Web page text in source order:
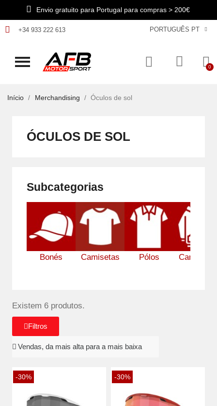
Envio gratuito para Portugal para compras > 200€
+34 933 222 613 PORTUGUÊS PT
Início Merchandising Óculos de sol
ÓCULOS DE SOL
Subcategorias
Bonés Camisetas Pólos Camisolas
Existem 6 produtos.
Filtros
-30% -30%